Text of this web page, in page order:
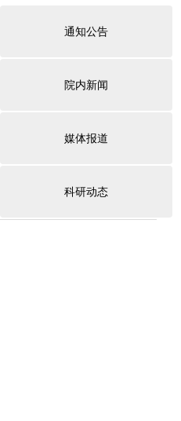
通知公告
院内新闻
媒体报道
科研动态